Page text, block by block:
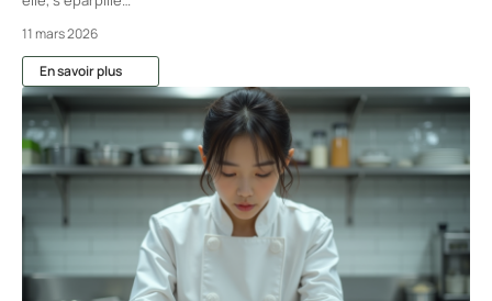
11 mars 2026
En savoir plus